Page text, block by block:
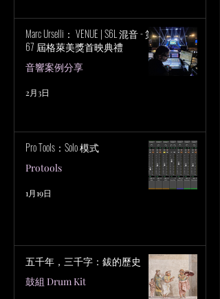
Marc Urselli： VENUE | S6L 混音 - 第
67 屆格萊美獎首映典禮
音響案例分享
2月3日
Pro Tools：Solo 模式
Protools
1月19日
五千年，三千字：鈸的歷史
鼓組 Drum Kit